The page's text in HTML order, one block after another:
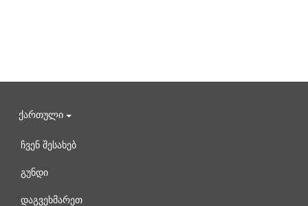
ქართული
ჩვენ შესახებ
გუნდი
დაგვეხმარეთ